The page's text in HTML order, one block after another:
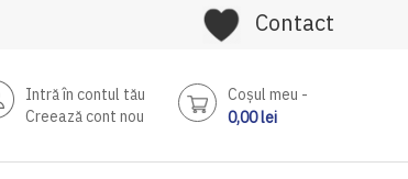
Contact
Intră în contul tău
Creează cont nou
Coşul meu
0,00 lei